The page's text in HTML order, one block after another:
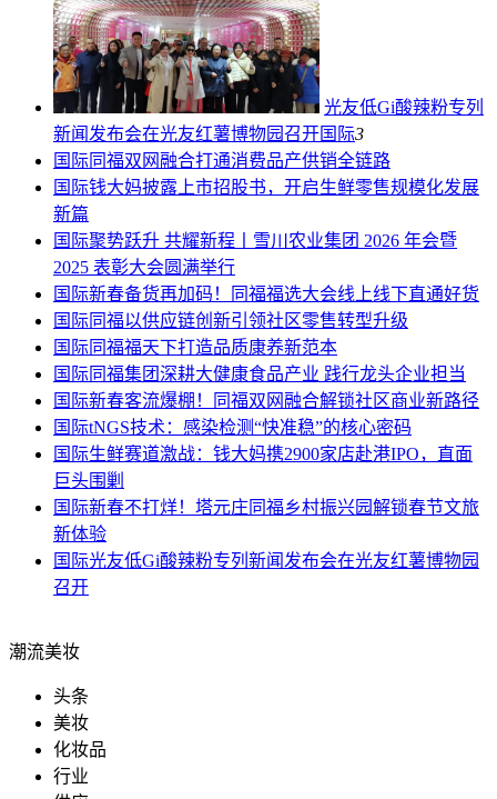
光友低Gi酸辣粉专列
新闻发布会在光友红薯博物园召开国际3
国际同福双网融合打通消费品产供销全链路
国际钱大妈披露上市招股书，开启生鲜零售规模化发展
新篇
国际聚势跃升 共耀新程丨雪川农业集团 2026 年会暨
2025 表彰大会圆满举行
国际新春备货再加码！同福福选大会线上线下直通好货
国际同福以供应链创新引领社区零售转型升级
国际同福福天下打造品质康养新范本
国际同福集团深耕大健康食品产业 践行龙头企业担当
国际新春客流爆棚！同福双网融合解锁社区商业新路径
国际tNGS技术：感染检测“快准稳”的核心密码
国际生鲜赛道激战：钱大妈携2900家店赴港IPO，直面
巨头围剿
国际新春不打烊！塔元庄同福乡村振兴园解锁春节文旅
新体验
国际光友低Gi酸辣粉专列新闻发布会在光友红薯博物园
召开
潮流美妆
头条
美妆
化妆品
行业